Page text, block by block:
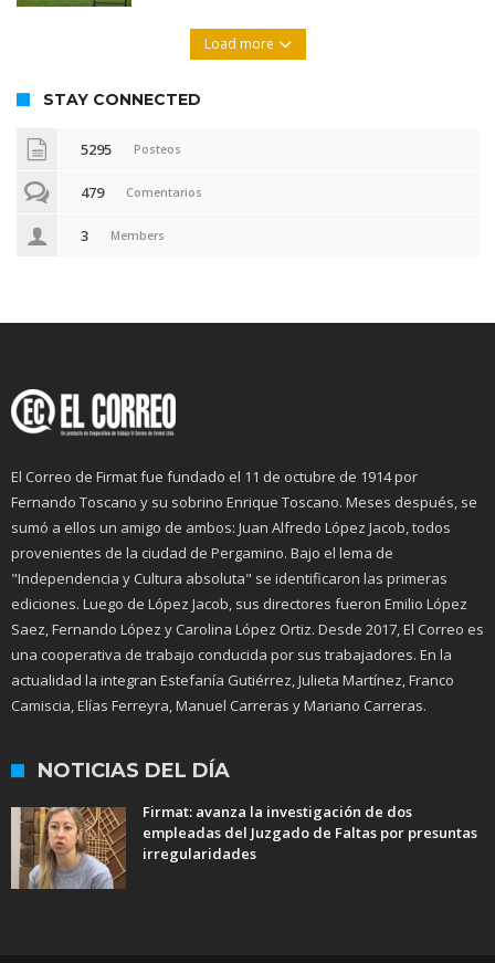
Load more
STAY CONNECTED
5295 Posteos
479 Comentarios
3 Members
El Correo de Firmat fue fundado el 11 de octubre de 1914 por
Fernando Toscano y su sobrino Enrique Toscano. Meses después, se
sumó a ellos un amigo de ambos: Juan Alfredo López Jacob, todos
provenientes de la ciudad de Pergamino. Bajo el lema de
"Independencia y Cultura absoluta" se identificaron las primeras
ediciones. Luego de López Jacob, sus directores fueron Emilio López
Saez, Fernando López y Carolina López Ortiz. Desde 2017, El Correo es
una cooperativa de trabajo conducida por sus trabajadores. En la
actualidad la integran Estefanía Gutiérrez, Julieta Martínez, Franco
Camiscia, Elías Ferreyra, Manuel Carreras y Mariano Carreras.
NOTICIAS DEL DÍA
Firmat: avanza la investigación de dos
empleadas del Juzgado de Faltas por presuntas
irregularidades